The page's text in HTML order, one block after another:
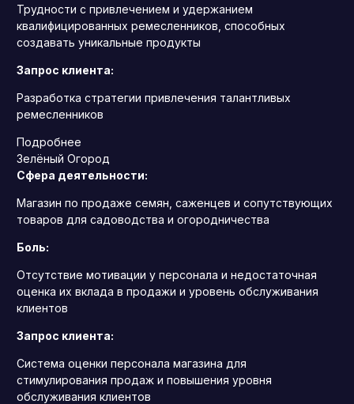
Трудности с привлечением и удержанием
квалифицированных ремесленников, способных
создавать уникальные продукты
Запрос клиента:
Разработка стратегии привлечения талантливых
ремесленников
Подробнее
Зелёный Огород
Сфера деятельности:
Магазин по продаже семян, саженцев и сопутствующих
товаров для садоводства и огородничества
Боль:
Отсутствие мотивации у персонала и недостаточная
оценка их вклада в продажи и уровень обслуживания
клиентов
Запрос клиента:
Система оценки персонала магазина для
стимулирования продаж и повышения уровня
обслуживания клиентов